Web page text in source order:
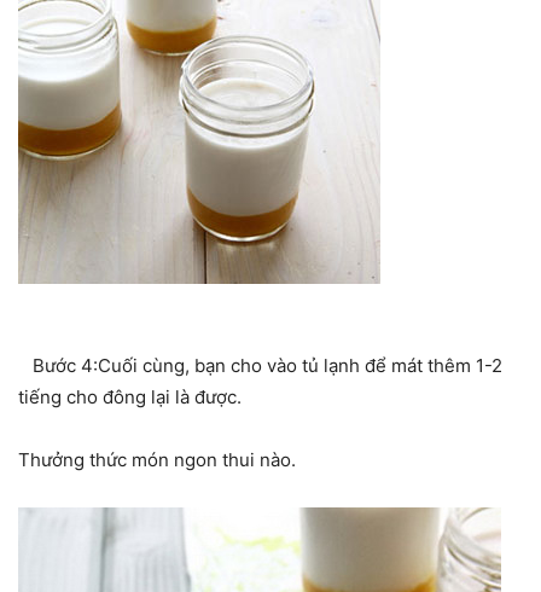
Bước 4:Cuối cùng, bạn cho vào tủ lạnh để mát thêm 1-2
tiếng cho đông lại là được.
Thưởng thức món ngon thui nào.